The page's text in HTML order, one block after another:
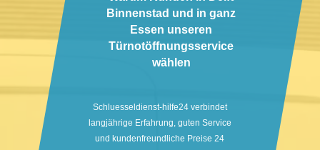
Binnenstad und in ganz
Essen unseren
Türnotöffnungsservice
wählen
Schluesseldienst-hilfe24 verbindet
langjährige Erfahrung, guten Service
und kundenfreundliche Preise 24